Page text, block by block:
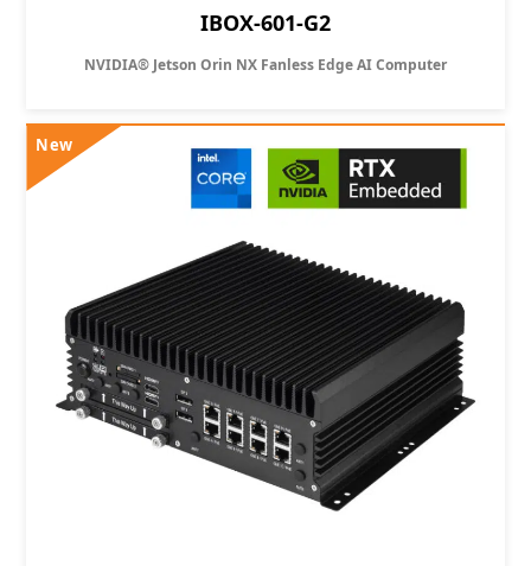
IBOX-601-G2
NVIDIA® Jetson Orin NX Fanless Edge AI Computer
New